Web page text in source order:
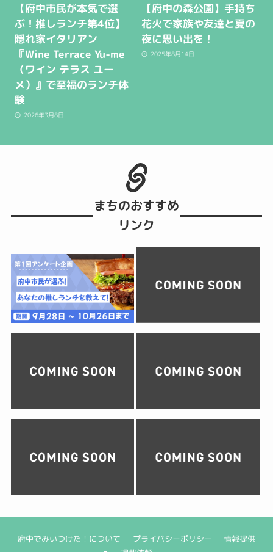
【府中市民が本気で選
ぶ！推しランチ第4位】
隠れ家イタリアン
『Wine Terrace Yu-me
（ワイン テラス ユー
メ）』で至福のランチ体
験
2026年3月8日
【府中の森公園】手持ち
花火で家族や友達と夏の
夜に思い出を！
2025年8月14日
まちのおすすめ
リンク
府中でみいつけた！について プライバシーポリシー 情報提供